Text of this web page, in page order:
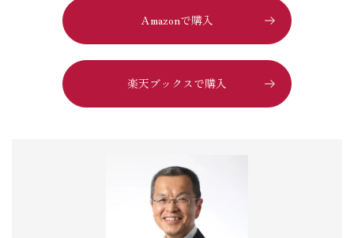
Amazonで購入
楽天ブックスで購入